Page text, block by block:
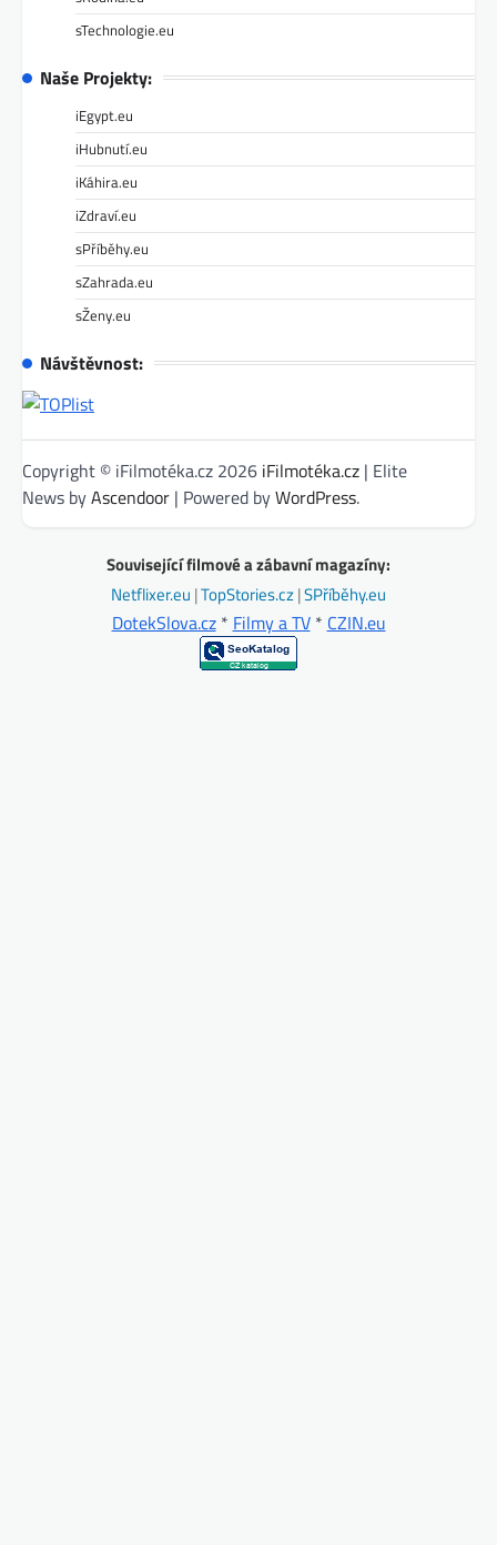
sTechnologie.eu
Naše Projekty:
iEgypt.eu
iHubnutí.eu
iKáhira.eu
iZdraví.eu
sPříběhy.eu
sZahrada.eu
sŽeny.eu
Návštěvnost:
Copyright © iFilmotéka.cz 2026 iFilmotéka.cz | Elite
News byAscendoor | Powered byWordPress.
Související filmové a zábavní magazíny:
Netflixer.eu |TopStories.cz|SPříběhy.eu
DotekSlova.cz* Filmy a TV* CZIN.eu